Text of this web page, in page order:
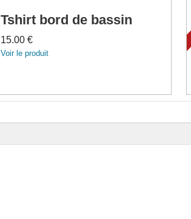
Tshirt bord de bassin
15.00 €
Voir le produit